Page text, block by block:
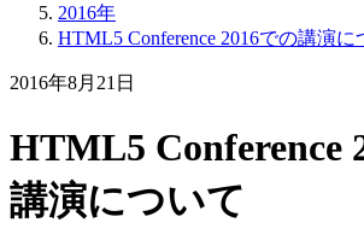
2016年
HTML5 Conference 2016での講演に
2016年8月21日
HTML5 Conference
講演について